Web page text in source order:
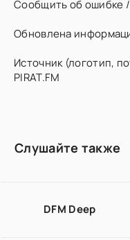
Сообщить об ошибке
Обновлена
Источник (логотип,
PIRAT.FM
Слушайте также
DFM Deep